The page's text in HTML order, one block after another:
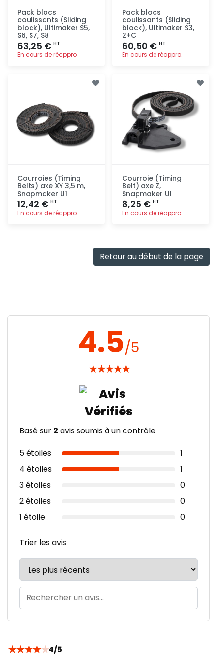
Pack blocs
coulissants (Sliding
block), Ultimaker S5,
S6, S7, S8
63,25 € HT
En cours de réappro.
Pack blocs
coulissants (Sliding
block), Ultimaker S3,
2+C
60,50 € HT
En cours de réappro.
Courroies (Timing
Belts) axe XY 3,5 m,
Snapmaker U1
12,42 € HT
En cours de réappro.
Courroie (Timing
Belt) axe Z,
Snapmaker U1
8,25 € HT
En cours de réappro.
Retour au début de la page
4.5/5
★★★★★
Basé sur 2 avis soumis à un contrôle
5 étoiles
1
4 étoiles
1
3 étoiles
0
2 étoiles
0
1 étoile
0
Trier les avis
★★★★★4/5